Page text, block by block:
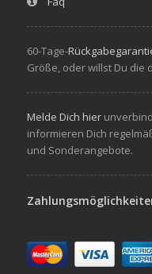
60-Tage-
Größe, oder willst Du die
Melde Dich hier
informieren Dich
und Sonderangebote.